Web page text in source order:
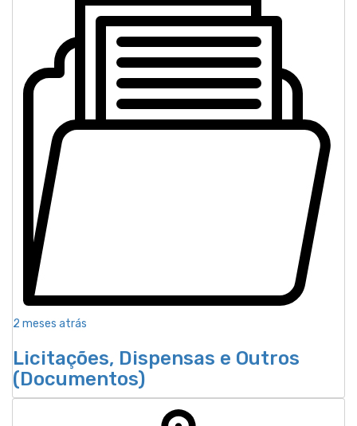
2 meses atrás
Licitações, Dispensas e Outros
(Documentos)